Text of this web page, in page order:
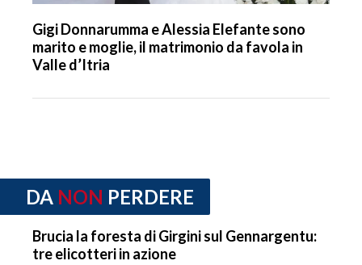
Gigi Donnarumma e Alessia Elefante sono
marito e moglie, il matrimonio da favola in
Valle d’Itria
DA NON PERDERE
Brucia la foresta di Girgini sul Gennargentu:
tre elicotteri in azione